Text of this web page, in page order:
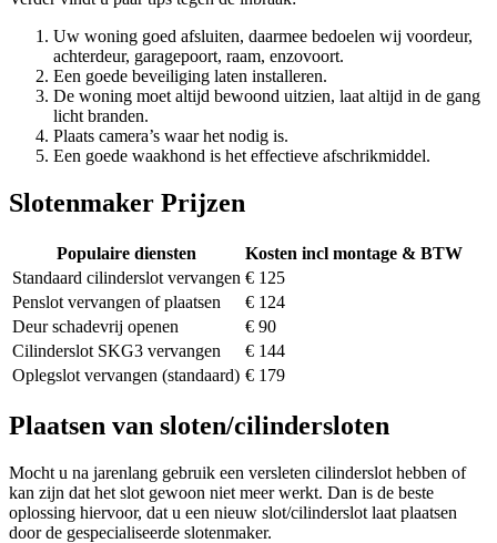
Uw woning goed afsluiten, daarmee bedoelen wij voordeur,
achterdeur, garagepoort, raam, enzovoort.
Een goede beveiliging laten installeren.
De woning moet altijd bewoond uitzien, laat altijd in de gang
licht branden.
Plaats camera’s waar het nodig is.
Een goede waakhond is het effectieve afschrikmiddel.
Slotenmaker Prijzen
Populaire diensten
Kosten incl montage & BTW
Standaard cilinderslot vervangen € 125
Penslot vervangen of plaatsen
€ 124
Deur schadevrij openen
€ 90
Cilinderslot SKG3 vervangen
€ 144
Oplegslot vervangen (standaard) € 179
Plaatsen van sloten/cilindersloten
Mocht u na jarenlang gebruik een versleten cilinderslot hebben of
kan zijn dat het slot gewoon niet meer werkt. Dan is de beste
oplossing hiervoor, dat u een nieuw slot/cilinderslot laat plaatsen
door de gespecialiseerde slotenmaker.